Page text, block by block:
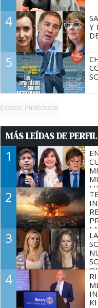
4
Y
5
Espacio Publicitario
MÁS LEÍDAS DE PERFIL
1
2
3
4